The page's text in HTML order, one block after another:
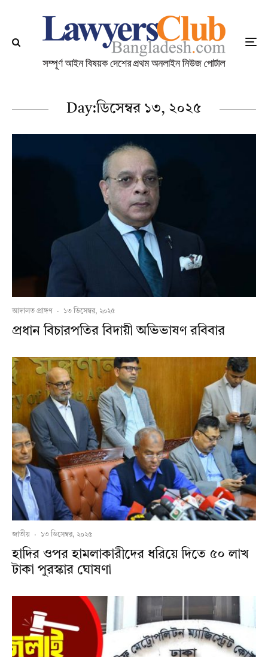
Day:ডিসেম্বর ১৩, ২০২৫
আদালত প্রাঙ্গণ · ১৩ ডিসেম্বর, ২০২৫
প্রধান বিচারপতির বিদায়ী অভিভাষণ রবিবার
জাতীয় · ১৩ ডিসেম্বর, ২০২৫
হাদির ওপর হামলাকারীদের ধরিয়ে দিতে ৫০ লাখ
টাকা পুরস্কার ঘোষণা